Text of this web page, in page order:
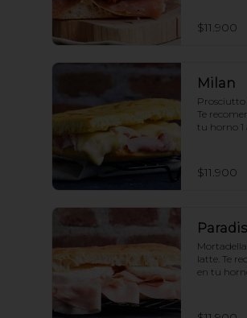
para que
óptima ;)
$11.900
Milan
Prosciutto
Te
tu horno 1
$11.900
latte. Te
en tu